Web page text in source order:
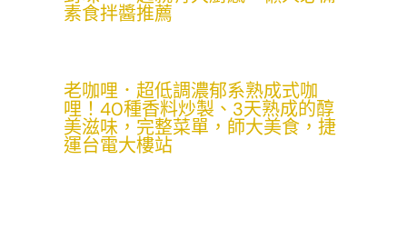
素食拌醬推薦
老咖哩．超低調濃郁系熟成式咖
哩！40種香料炒製、3天熟成的醇
美滋味，完整菜單，師大美食，捷
運台電大樓站